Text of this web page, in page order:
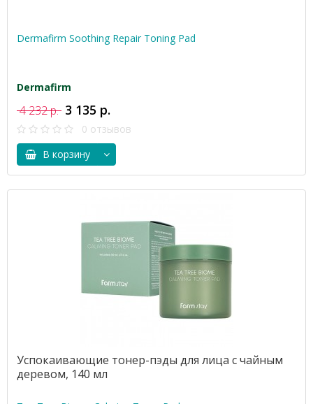
Dermafirm Soothing Repair Toning Pad
Dermafirm
4 232 р. 3 135 р.
0 отзывов
В корзину
Успокаивающие тонер-пэды для лица с чайным
деревом, 140 мл